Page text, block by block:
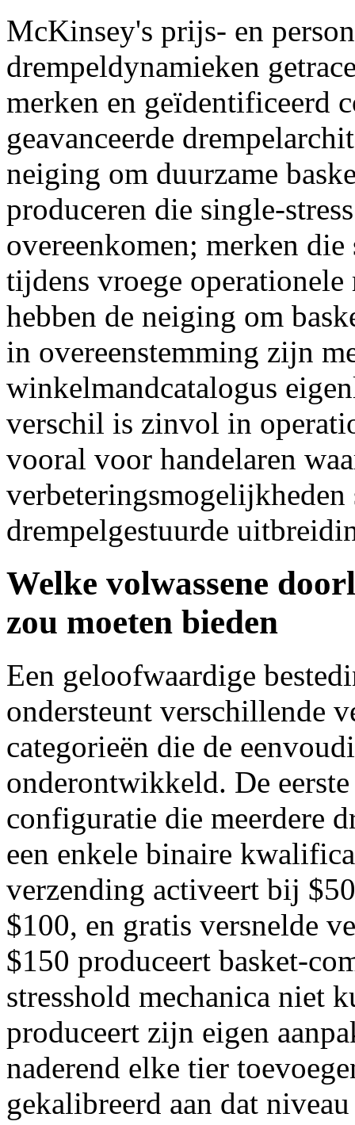
McKinsey's prijs- en
drempeldynamieken
merken en geïdentificeerd
geavanceerde
neiging om duurzame
produceren die single-
overeenkomen; merken
tijdens vroege
hebben de neiging om
in overeenstemming zijn
winkelmandcatalogus
verschil is zinvol in
vooral voor handelaren
verbeteringsmogelijkheden
drempelgestuurde
Welke volwassene
zou moeten bieden
Een geloofwaardige
ondersteunt verschillende
categorieën die de
onderontwikkeld. De
configuratie die meerdere
een enkele binaire
verzending activeert bij
$100, en gratis versnelde
$150 produceert basket-
stresshold mechanica niet
produceert zijn eigen
naderend elke tier
gekalibreerd aan dat